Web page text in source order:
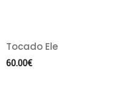
Tocado Ele
60.00€